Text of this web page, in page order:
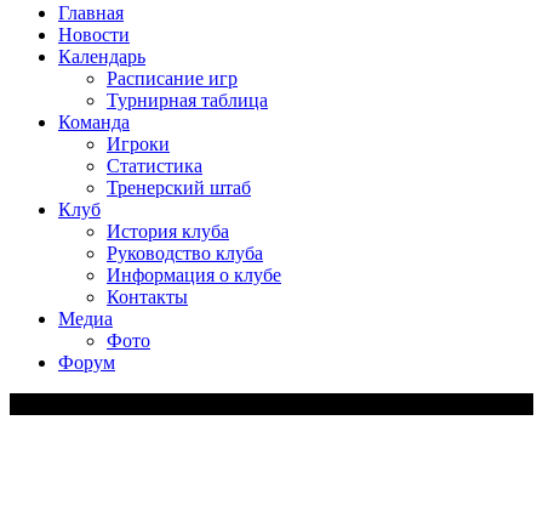
Главная
Новости
Календарь
Расписание игр
Турнирная таблица
Команда
Игроки
Статистика
Тренерский штаб
Клуб
История клуба
Руководство клуба
Информация о клубе
Контакты
Медиа
Фото
Форум